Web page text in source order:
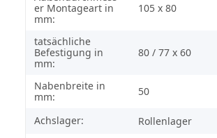
er Montageart in
mm:
105 x 80
tatsächliche
Befestigung in
mm:
80 / 77 x 60
Nabenbreite in
mm:
50
Achslager:
Rollenlager